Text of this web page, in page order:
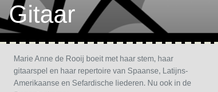
Gitaar
Marie Anne de Rooij boeit met haar stem, haar
gitaarspel en haar repertoire van Spaanse, Latijns-
Amerikaanse en Sefardische liederen. Nu ook in de